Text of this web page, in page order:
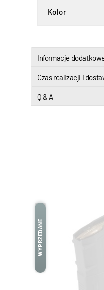
Kolor
Informacje dodatkowe
Czas realizacji i
Q & A
WYPRZEDANE